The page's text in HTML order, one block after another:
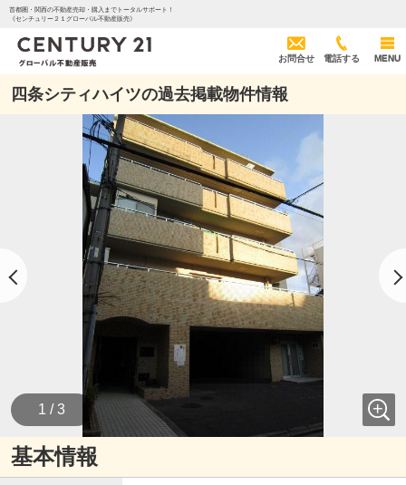
首都圏・関西の不動産売却・購入までトータルサポート！
《センチュリー２１グローバル不動産販売》
お問合せ 電話する MENU
四条シティハイツの過去掲載物件情報
1 / 3
基本情報